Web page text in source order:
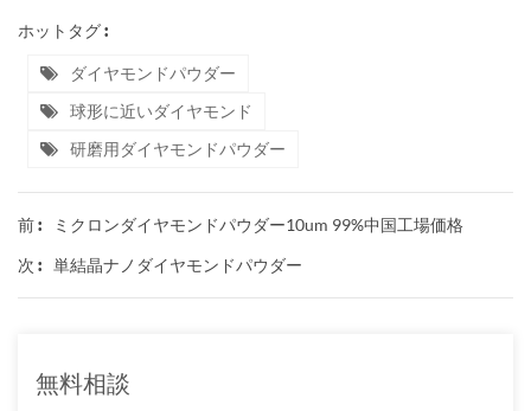
ホットタグ :
ダイヤモンドパウダー
球形に近いダイヤモンド
研磨用ダイヤモンドパウダー
前 : ミクロンダイヤモンドパウダー10um 99%中国工場価格
次 : 単結晶ナノダイヤモンドパウダー
無料相談